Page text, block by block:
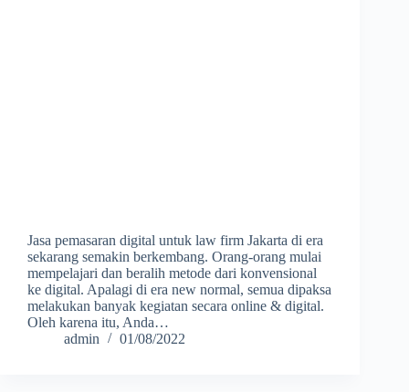
Jasa pemasaran digital untuk law firm Jakarta di era
sekarang semakin berkembang. Orang-orang mulai
mempelajari dan beralih metode dari konvensional
ke digital. Apalagi di era new normal, semua dipaksa
melakukan banyak kegiatan secara online & digital.
Oleh karena itu, Anda…
admin
01/08/2022